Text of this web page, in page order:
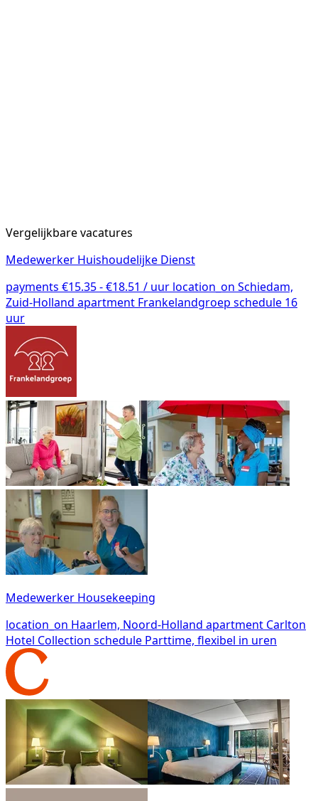
Vergelijkbare vacatures
Medewerker Huishoudelijke Dienst
payments €15.35 - €18.51 / uur location_on Schiedam,
Zuid-Holland apartment Frankelandgroep schedule 16
uur
Medewerker Housekeeping
location_on Haarlem, Noord-Holland apartment Carlton
Hotel Collection schedule Parttime, flexibel in uren